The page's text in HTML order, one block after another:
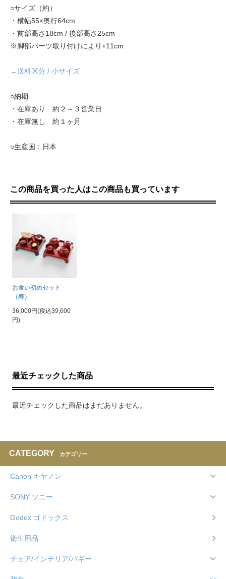
○サイズ（約）
・横幅55×奥行64cm
・前部高さ18cm / 後部高さ25cm
※脚部パーツ取り付けにより+11cm
→送料区分 / 小サイズ
○納期
・在庫あり 約２～３営業日
・在庫無し 約１ヶ月
○生産国：日本
この商品を買った人はこの商品も買っています
お食い初めセット
（寿）
36,000円(税込39,600
円)
最近チェックした商品
最近チェックした商品はまだありません。
CATEGORY カテゴリー
Canon キヤノン
SONY ソニー
Godox ゴドックス
衛生用品
チェア/インテリア/バギー